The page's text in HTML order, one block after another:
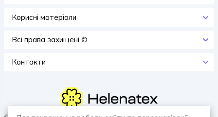
Корисні матеріали
Всi права захищенi ©
Контакти